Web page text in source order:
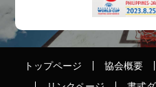
トップページ 協会概要